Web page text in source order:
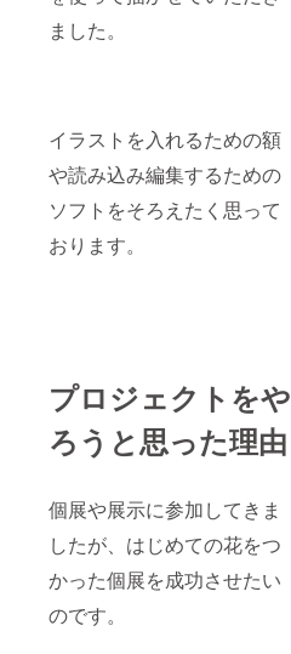
ました。
イラストを入れるための額
や読み込み編集するための
ソフトをそろえたく思って
おります。
プロジェクトをや
ろうと思った理由
個展や展示に参加してきま
したが、はじめての花をつ
かった個展を成功させたい
のです。